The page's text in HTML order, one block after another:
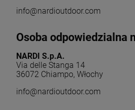
info@nardioutdoor.com
Osoba odpowiedzialna
NARDI S.p.A.
Via delle Stanga 14
36072 Chiampo, Włochy
info@nardioutdoor.com